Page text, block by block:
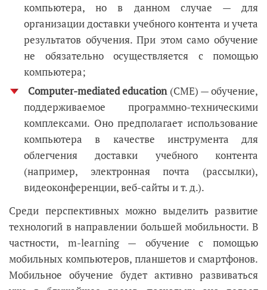
компьютера, но в данном случае —для
организации доставки учебного контента и учета
результатов обучения. При этом само обучение
не обязательно осуществляется с помощью
компьютера;
Computer-mediated education(CME) —обучение,
поддерживаемое программно-техническими
комплексами. Оно предполагает использование
компьютера в качестве инструмента для
облегчения доставки учебного контента
(например, электронная почта (рассылки),
видеоконференции, веб-сайты и т. д.).
Среди перспективных можно выделить развитие
технологий в направлении большей мобильности. В
частности, m-learning — обучение с помощью
мобильных компьютеров, планшетов и смартфонов.
Мобильное обучение будет активно развиваться